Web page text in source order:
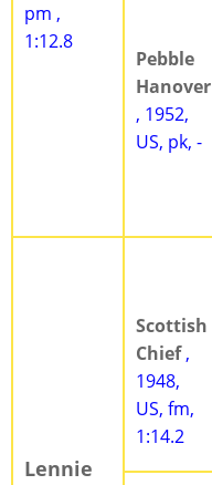
pm ,
1:12.8
Pebble
Hanover
, 1952,
US, pk, -
Lennie
Scottish
Chief,
1948,
US, fm,
1:14.2